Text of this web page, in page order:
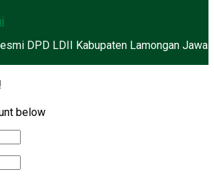
DPD LDII Kabupaten Lamongan Jawa
below